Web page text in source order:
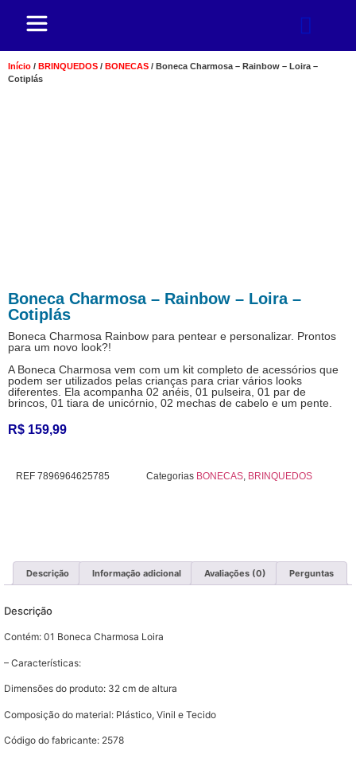
Início / BRINQUEDOS / BONECAS / Boneca Charmosa – Rainbow – Loira –
Cotiplás
Boneca Charmosa – Rainbow – Loira –
Cotiplás
Boneca Charmosa Rainbow para pentear e personalizar. Prontos
para um novo look?!
A Boneca Charmosa vem com um kit completo de acessórios que
podem ser utilizados pelas crianças para criar vários looks
diferentes. Ela acompanha 02 anéis, 01 pulseira, 01 par de
brincos, 01 tiara de unicórnio, 02 mechas de cabelo e um pente.
R$ 159,99
REF 7896964625785 Categorias BONECAS, BRINQUEDOS
Descrição Informação adicional Avaliações (0) Perguntas
Descrição
Contém: 01 Boneca Charmosa Loira
– Características:
Dimensões do produto: 32 cm de altura
Composição do material: Plástico, Vinil e Tecido
Código do fabricante: 2578